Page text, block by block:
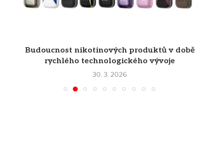
Budoucnost nikotinových produktů v době
rychlého technologického vývoje
30. 3. 2026